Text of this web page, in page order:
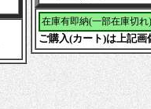
在庫有即納(一部在庫切れ)
ご購入(カート)は上記画